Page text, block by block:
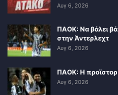
Αυγ 6, 2026
ΠΑΟΚ: Να βάλει
στην Άντερλεχτ
Αυγ 6, 2026
ΠΑΟΚ: Η
Αυγ 6, 2026